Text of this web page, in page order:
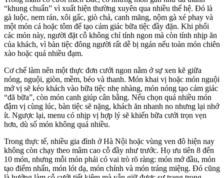
“khung chuẩn” vì xuất hiện thường xuyên qua nhiều thế hệ. Đó là
gà luộc, nem rán, xôi gấc, giò chả, canh măng, nộm gà xé phay và
một món cá hoặc tôm để tạo cảm giác bữa tiệc đầy đặn. Khi phối
các món này, người đặt cỗ không chỉ tính ngon mà còn tính nhịp ăn
của khách, vì bàn tiệc đông người rất dễ bị ngán nếu toàn món chiên
xào hoặc quá nhiều đạm.
Cơ chế làm nên một thực đơn cưới ngon nằm ở sự xen kẽ giữa
nóng, nguội, giòn, mềm, béo và thanh. Món khai vị hoặc món nguội
mở vị sẽ kéo khách vào bữa tiệc nhẹ nhàng, món nóng tạo cảm giác
“đã bữa”, còn món canh giúp cân bằng. Nếu chọn quá nhiều món
đậm vị cùng lúc, bàn tiệc sẽ nặng, khách ăn nhanh no nhưng lại nhớ
ít. Ngược lại, menu có nhịp vị hợp lý sẽ khiến bữa cưới trọn vẹn
hơn, dù số món không quá nhiều.
Trong thực tế, nhiều gia đình ở Hà Nội hoặc vùng ven đô hiện nay
không còn chạy theo mâm cao cỗ đầy như trước. Họ ưu tiên 8 đến
10 món, nhưng mỗi món phải có vai trò rõ ràng: món mở đầu, món
tạo điểm nhấn, món lót dạ, món chính và món tráng miệng. Đó cũng